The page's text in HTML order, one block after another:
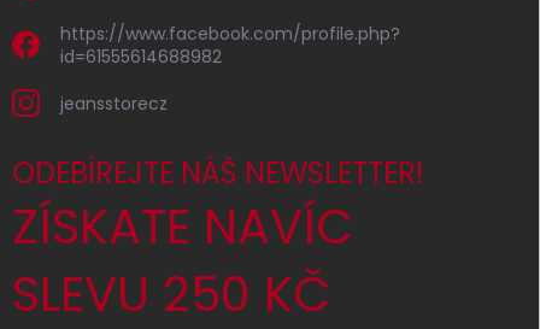
https://www.facebook.com/profile.php?
id=61555614688982
jeansstorecz
ODEBÍREJTE NÁŠ NEWSLETTER!
ZÍSKATE NAVÍC
SLEVU 250 KČ